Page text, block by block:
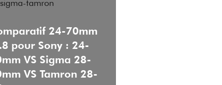
24-70mm
pour Sony : 24-
VS Sigma 28-
VS Tamron 28-